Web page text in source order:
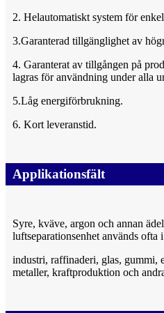
2. Helautomatiskt system för
3.Garanterad tillgänglighet av
4. Garanterat av tillgången på
lagras för användning under alla
5.Låg energiförbrukning.
6. Kort leveranstid.
Applikationsfält
Syre, kväve, argon och annan
luftseparationsenhet används ofta
industri, raffinaderi, glas, gummi,
metaller, kraftproduktion och